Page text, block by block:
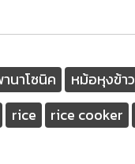
นาโซนิค หม้อหุงข้าว
rice rice cooker